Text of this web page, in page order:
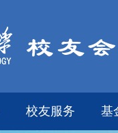
校友服务 基